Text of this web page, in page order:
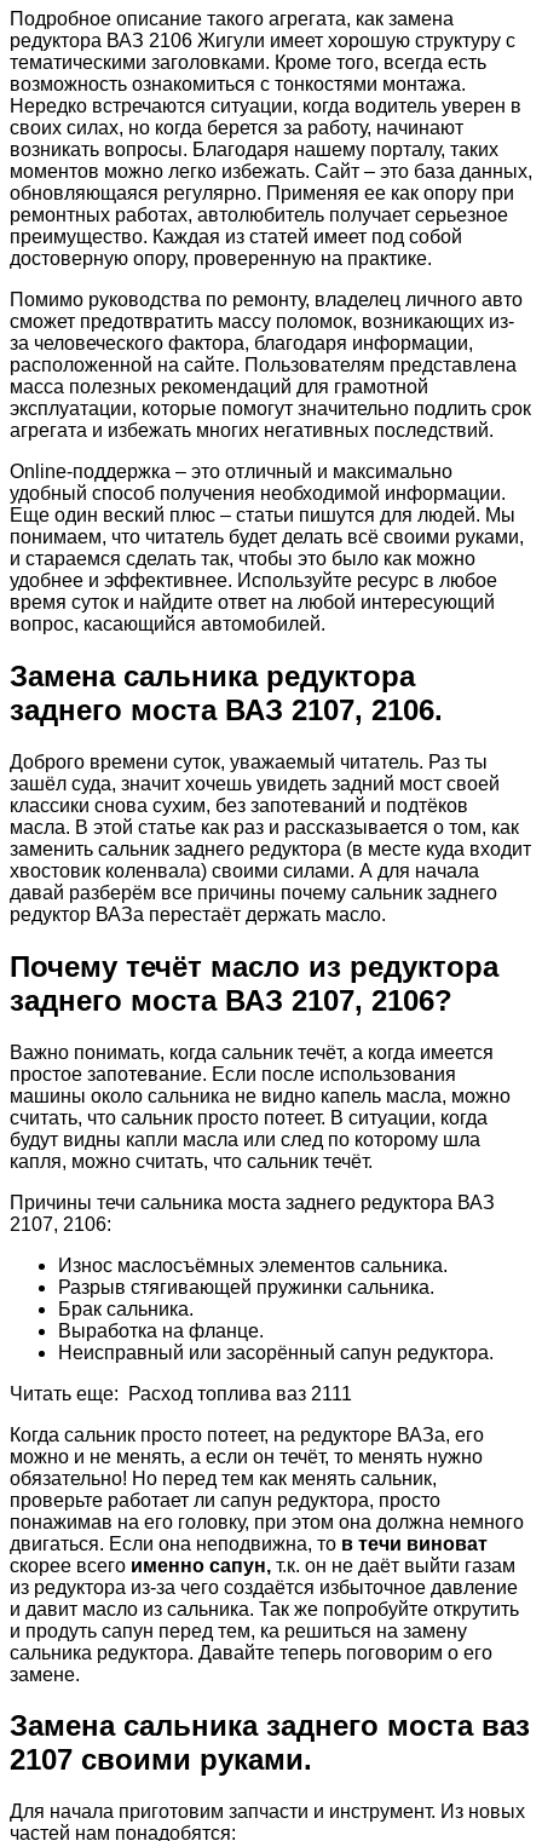
Подробное описание такого агрегата, как замена
редуктора ВАЗ 2106 Жигули имеет хорошую структуру с
тематическими заголовками. Кроме того, всегда есть
возможность ознакомиться с тонкостями монтажа.
Нередко встречаются ситуации, когда водитель уверен в
своих силах, но когда берется за работу, начинают
возникать вопросы. Благодаря нашему порталу, таких
моментов можно легко избежать. Сайт – это база данных,
обновляющаяся регулярно. Применяя ее как опору при
ремонтных работах, автолюбитель получает серьезное
преимущество. Каждая из статей имеет под собой
достоверную опору, проверенную на практике.
Помимо руководства по ремонту, владелец личного авто
сможет предотвратить массу поломок, возникающих из-
за человеческого фактора, благодаря информации,
расположенной на сайте. Пользователям представлена
масса полезных рекомендаций для грамотной
эксплуатации, которые помогут значительно подлить срок
агрегата и избежать многих негативных последствий.
Online-поддержка – это отличный и максимально
удобный способ получения необходимой информации.
Еще один веский плюс – статьи пишутся для людей. Мы
понимаем, что читатель будет делать всё своими руками,
и стараемся сделать так, чтобы это было как можно
удобнее и эффективнее. Используйте ресурс в любое
время суток и найдите ответ на любой интересующий
вопрос, касающийся автомобилей.
Замена сальника редуктора
заднего моста ВАЗ 2107, 2106.
Доброго времени суток, уважаемый читатель. Раз ты
зашёл суда, значит хочешь увидеть задний мост своей
классики снова сухим, без запотеваний и подтёков
масла. В этой статье как раз и рассказывается о том, как
заменить сальник заднего редуктора (в месте куда входит
хвостовик коленвала) своими силами. А для начала
давай разберём все причины почему сальник заднего
редуктор ВАЗа перестаёт держать масло.
Почему течёт масло из редуктора
заднего моста ВАЗ 2107, 2106?
Важно понимать, когда сальник течёт, а когда имеется
простое запотевание. Если после использования
машины около сальника не видно капель масла, можно
считать, что сальник просто потеет. В ситуации, когда
будут видны капли масла или след по которому шла
капля, можно считать, что сальник течёт.
Причины течи сальника моста заднего редуктора ВАЗ
2107, 2106:
Износ маслосъёмных элементов сальника.
Разрыв стягивающей пружинки сальника.
Брак сальника.
Выработка на фланце.
Неисправный или засорённый сапун редуктора.
Читать еще: Расход топлива ваз 2111
Когда сальник просто потеет, на редукторе ВАЗа, его
можно и не менять, а если он течёт, то менять нужно
обязательно! Но перед тем как менять сальник,
проверьте работает ли сапун редуктора, просто
понажимав на его головку, при этом она должна немного
двигаться. Если она неподвижна, то в течи виноват
скорее всего именно сапун, т.к. он не даёт выйти газам
из редуктора из-за чего создаётся избыточное давление
и давит масло из сальника. Так же попробуйте открутить
и продуть сапун перед тем, ка решиться на замену
сальника редуктора. Давайте теперь поговорим о его
замене.
Замена сальника заднего моста ваз
2107 своими руками.
Для начала приготовим запчасти и инструмент. Из новых
частей нам понадобятся: